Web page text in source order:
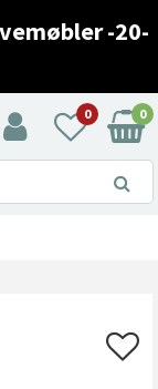
-20-
0 0